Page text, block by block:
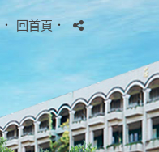
． 回首頁．